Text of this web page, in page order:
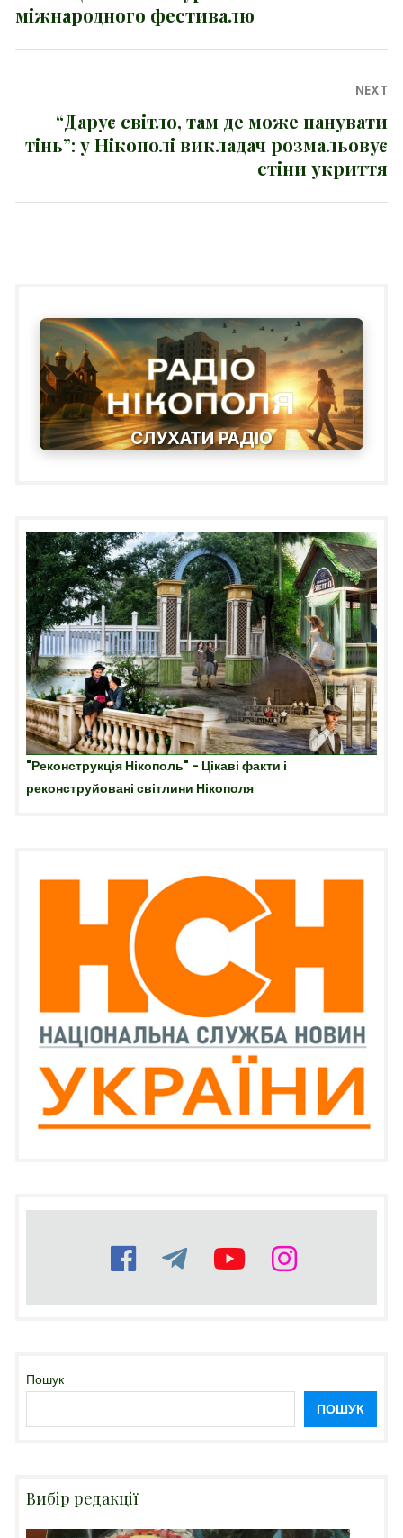
міжнародного фестивалю
NEXT
post:
“Дарує світло, там де може панувати
тінь”: у Нікополі викладач розмальовує
стіни укриття
СЛУХАТИ РАДІО
"Реконструкція Нікополь" - Цікаві факти і
реконструйовані світлини Нікополя
Пошук
ПОШУК
Вибір редакції